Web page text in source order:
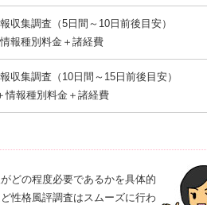
収集調査（5日間～10日前後目安）
報種別料金＋諸経費
収集調査（10日間～15日前後目安）
情報種別料金＋諸経費
どの程度必要であるかを具体的
性格風評調査はスムーズに行わ